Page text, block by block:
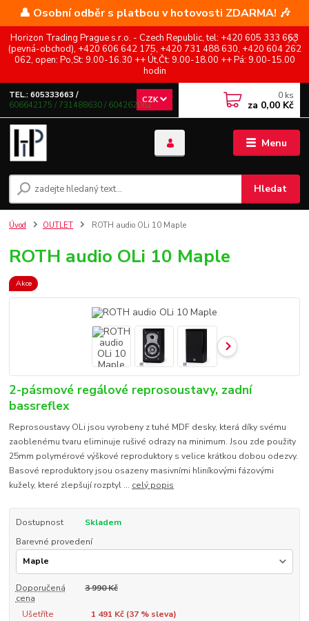
👤 Osobní odběr s platbou v hotovosti ZDARMA! 🎶
Horizon Trading Prague s.r.o. - Czech Republic, tel: +420 605 333 663
(pevná-obchod), +420 606 642 175, +420 731 488 630, +420 604 262
062, open: Po,St: 9.00-16.30 ++ Út,Čt: 9.00-18.00 ++ Pá: 9.00-15.00
hodin
Menu
CZK
Hledat
TEL.: 605333663 /
606642175 / 731488630 / 604262062
0 ks
za 0,00 Kč
Úvod OUTLET ROTH audio OLi 10 Maple
ROTH audio OLi 10 Maple
Akce
2-pásmové regálové reprosoustavy, zadní
bassreflex
Reprosoustavy OLi jsou vyrobeny z tuhé MDF desky, která díky svému
zaoblenému tvaru eliminuje rušivé odrazy na minimum. Jsou zde použity
25mm polymérové výškové reproduktory s velice krátkou dobou odezvy.
Basové reproduktory jsou osazeny masivními hliníkovými fázovými
kužely, které zlepšují rozptyl ... celý popis
Dostupnost
Skladem
Barevné provedení
Doporučená
cena
3 990 Kč
Ušetříte 1 491 Kč (37% sleva)